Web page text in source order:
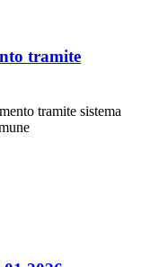
tramite
tramite sistema